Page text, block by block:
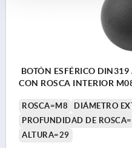
BOTÓN ESFÉRICO
CON ROSCA INTERIOR
ROSCA=M8
DIÁMETRO
PROFUNDIDAD DE
ALTURA=29